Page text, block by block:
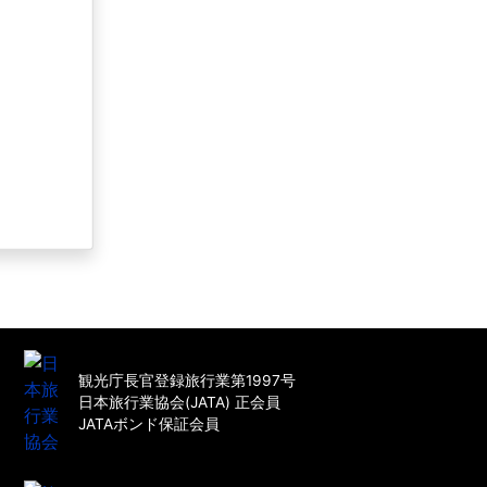
観光庁長官登録旅行業第1997号
日本旅行業協会(JATA) 正会員
JATAボンド保証会員